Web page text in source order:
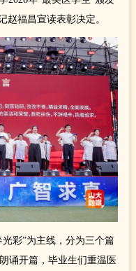
赵福昌宣读表彰决定。
彩”为主线，分为三个篇
诵开篇，毕业生们重温医